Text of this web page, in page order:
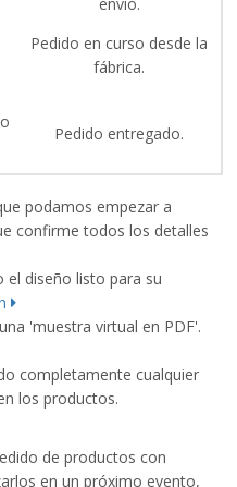
Pedido en curso desde la
fábrica.
Pedido entregado.
podamos empezar a
confirme todos los detalles
el diseño listo para su
'muestra virtual en PDF'.
completamente cualquier
los productos.
de productos con
en un próximo evento,